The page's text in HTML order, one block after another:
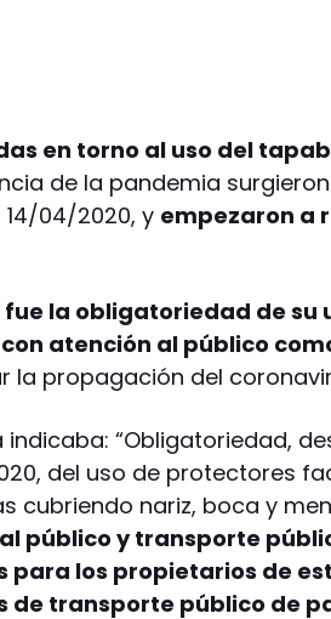
en torno al uso del
de la pandemia
04/2020, y empezaron a
fue la obligatoriedad de su
atención al público
la propagación del
indicaba: “Obligatoriedad,
del uso de protectores
cubriendo nariz, boca y
público y transporte
para los propietarios de
de transporte público de